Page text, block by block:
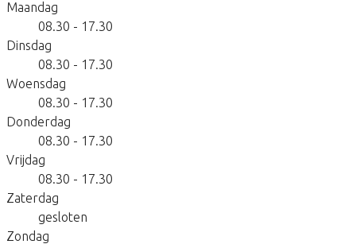
Maandag
08.30 - 17.30
Dinsdag
08.30 - 17.30
Woensdag
08.30 - 17.30
Donderdag
08.30 - 17.30
Vrijdag
08.30 - 17.30
Zaterdag
gesloten
Zondag